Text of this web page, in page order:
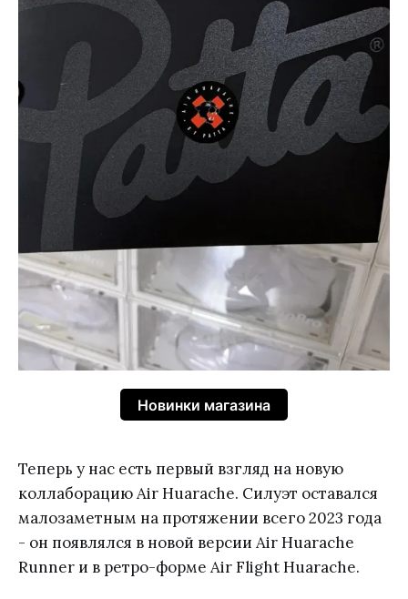
Новинки магазина
Теперь у нас есть первый взгляд на новую
коллаборацию Air Huarache. Силуэт оставался
малозаметным на протяжении всего 2023 года
- он появлялся в новой версии Air Huarache
Runner и в ретро-форме Air Flight Huarache.